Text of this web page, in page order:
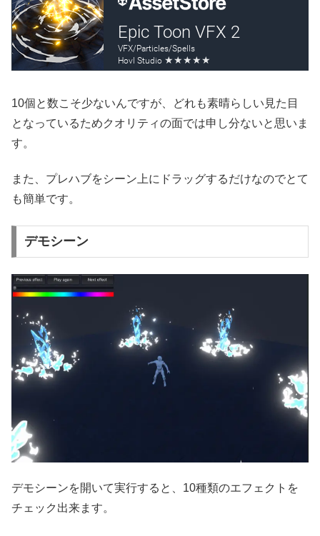
10個と数こそ少ないんですが、どれも素晴らしい見た目
となっているためクオリティの面では申し分ないと思いま
す。
また、プレハブをシーン上にドラッグするだけなのでとて
も簡単です。
デモシーン
デモシーンを開いて実行すると、10種類のエフェクトを
チェック出来ます。